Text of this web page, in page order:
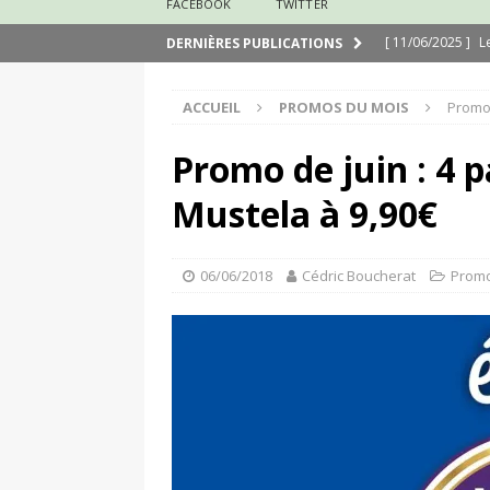
FACEBOOK TWITTER
DERNIÈRES PUBLICATIONS [ 11/06/2025 ]
[ 24/03/2025 ]
[ 24/03/2025 ]
[ 13/02/2025 ]
[ 31/08/2020 ]
ACCUEIL PROMOS DU MOIS
Promo de juin : 4
Mustela à 9,90€
06/06/2018 Cédric Boucherat